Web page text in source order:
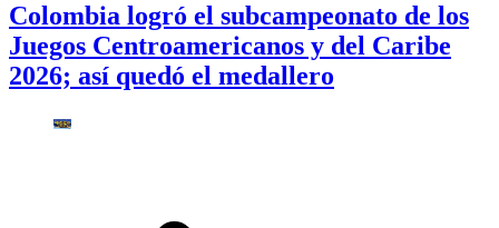
Colombia logró el subcampeonato de los
Juegos Centroamericanos y del Caribe
2026; así quedó el medallero